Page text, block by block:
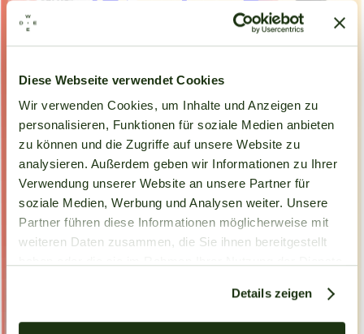
Diese Webseite verwendet Cookies
Wir verwenden Cookies, um Inhalte und Anzeigen zu
personalisieren, Funktionen für soziale Medien anbieten
zu können und die Zugriffe auf unsere Website zu
analysieren. Außerdem geben wir Informationen zu Ihrer
Verwendung unserer Website an unsere Partner für
soziale Medien, Werbung und Analysen weiter. Unsere
Partner führen diese Informationen möglicherweise mit
weiteren Daten zusammen, die Sie ihnen bereitgestellt
Details zeigen
Kapseln